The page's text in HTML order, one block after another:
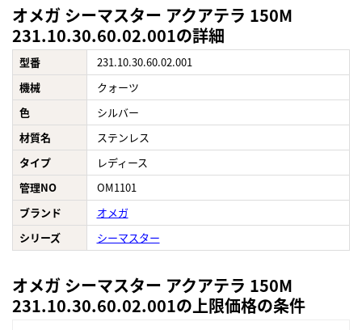
オメガ シーマスター アクアテラ 150M
231.10.30.60.02.001の詳細
型番
231.10.30.60.02.001
機械
クォーツ
色
シルバー
材質名
ステンレス
タイプ
レディース
管理NO
OM1101
ブランド
オメガ
シリーズ
シーマスター
オメガ シーマスター アクアテラ 150M
231.10.30.60.02.001の上限価格の条件